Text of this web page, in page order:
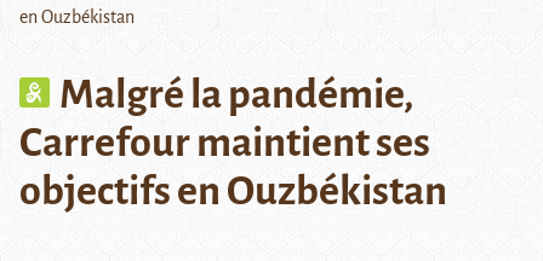
en Ouzbékistan
Malgré la pandémie,
Carrefour maintient ses
objectifs en Ouzbékistan